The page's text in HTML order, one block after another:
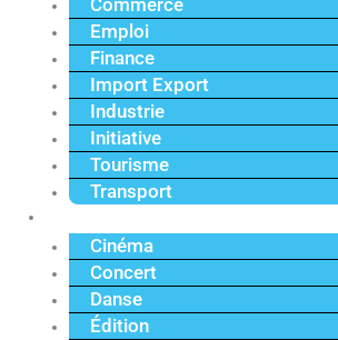
Commerce
Emploi
Finance
Import Export
Industrie
Initiative
Tourisme
Transport
Cinéma
Concert
Danse
Édition